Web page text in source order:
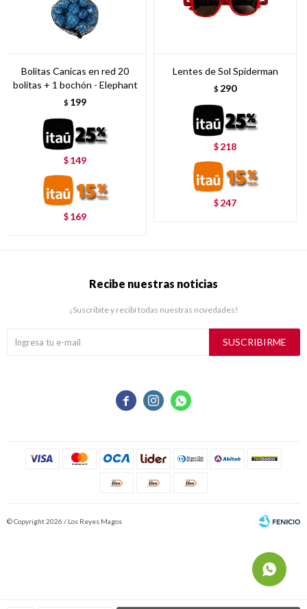
Bolitas Canicas en red 20
bolitas + 1 bochón - Elephant
$ 199
$ 149
$ 169
Lentes de Sol Spiderman
$ 290
$ 218
$ 247
  
Recibe nuestras noticias
¡Suscribite y recibí todas nuestras novedades!
SUSCRIBIRME
© Copyright 2026 / Los Reyes Magos